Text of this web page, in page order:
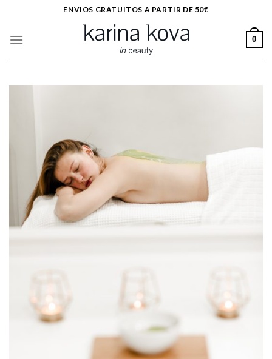
contenido
ENVIOS GRATUITOS A PARTIR DE 50€
0